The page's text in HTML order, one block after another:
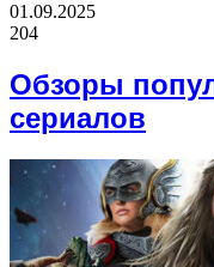
01.09.2025
204
Обзоры
сериалов